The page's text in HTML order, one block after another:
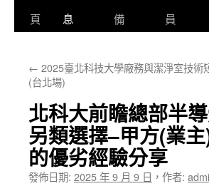
頁
息
備
員
← 2025臺北科技大學廠務與潔淨室技術
(台北場)
北科大前瞻總部半
另類選擇–甲方(業
的優劣經驗分享
發佈日期: 2025 年 9 月 9 日 ， 作者: